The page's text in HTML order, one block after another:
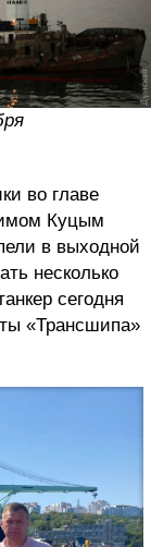
во главе
Куцым
в выходной
несколько
сегодня
«Трансшипа»